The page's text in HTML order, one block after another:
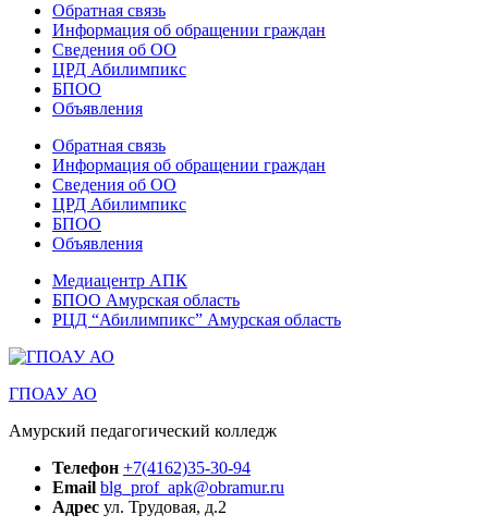
Обратная связь
Информация об обращении граждан
Сведения об ОО
ЦРД Абилимпикс
БПОО
Объявления
Обратная связь
Информация об обращении граждан
Сведения об ОО
ЦРД Абилимпикс
БПОО
Объявления
Медиацентр АПК
БПОО Амурская область
РЦД “Абилимпикс” Амурская область
ГПОАУ АО
Амурский педагогический колледж
Телефон +7(4162)35-30-94
Email blg_prof_apk@obramur.ru
Адрес ул. Трудовая, д.2